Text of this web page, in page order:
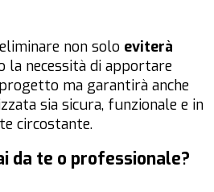
non solo eviterà
la necessità di apportare
ma garantirà anche
sia sicura, funzionale e in
circostante.
da te o professionale?